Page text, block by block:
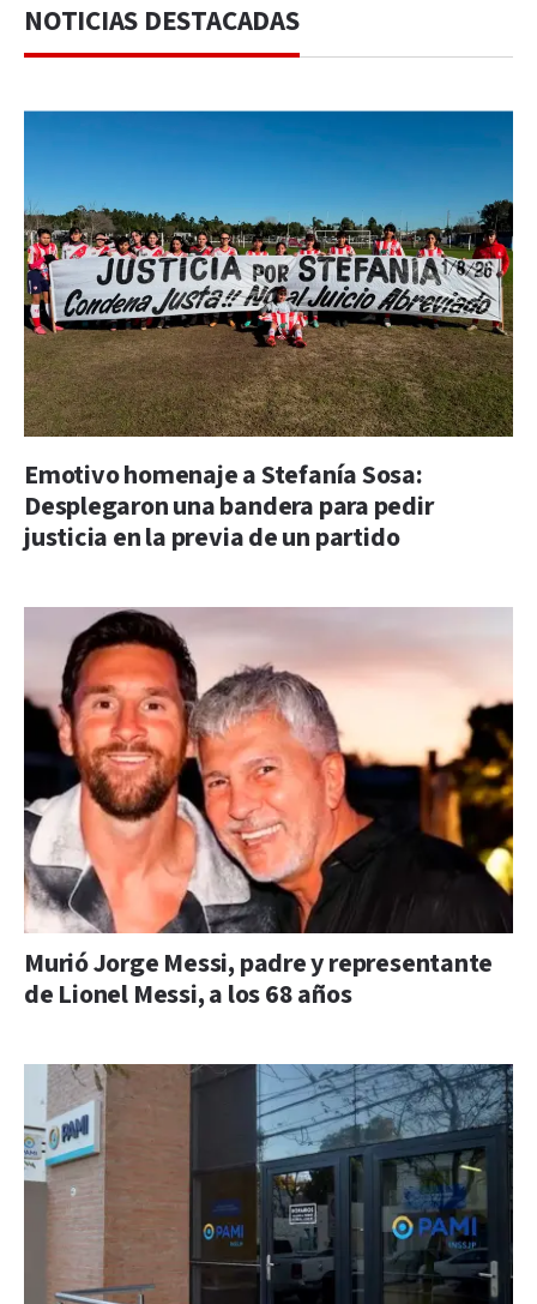
NOTICIAS DESTACADAS
Emotivo homenaje a Stefanía Sosa:
Desplegaron una bandera para pedir
justicia en la previa de un partido
Murió Jorge Messi, padre y representante
de Lionel Messi, a los 68 años